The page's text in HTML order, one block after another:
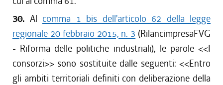
30. Al comma 1 bis dell'articolo 62 della legge
regionale 20 febbraio 2015, n. 3 (RilancimpresaFVG
- Riforma delle politiche industriali), le parole <<I
consorzi>> sono sostituite dalle seguenti: <<Entro
gli ambiti territoriali definiti con deliberazione della